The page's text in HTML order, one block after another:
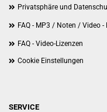
Privatsphäre und
FAQ - MP3 / Noten / Video
FAQ - Video-Lizenzen
Cookie Einstellungen
SERVICE